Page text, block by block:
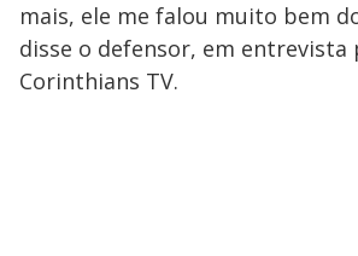
mais, ele me falou muito bem
disse o defensor, em entrevista
Corinthians TV.